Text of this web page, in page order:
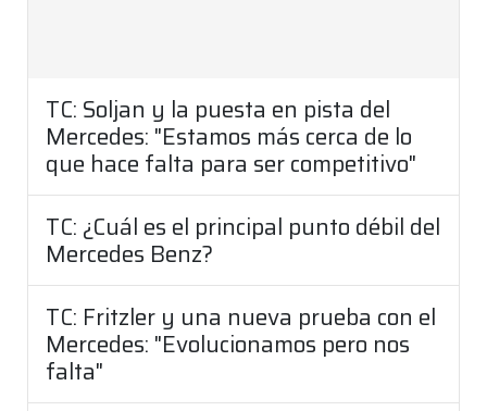
TC: Soljan y la puesta en pista del
Mercedes: "Estamos más cerca de lo
que hace falta para ser competitivo"
TC: ¿Cuál es el principal punto débil del
Mercedes Benz?
TC: Fritzler y una nueva prueba con el
Mercedes: "Evolucionamos pero nos
falta"